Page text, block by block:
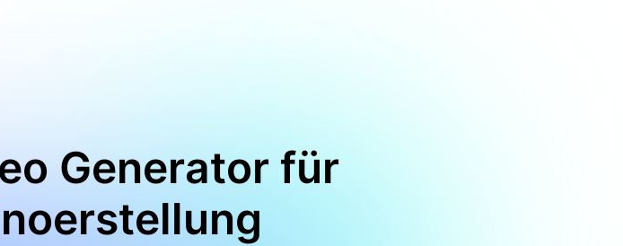
Generator für